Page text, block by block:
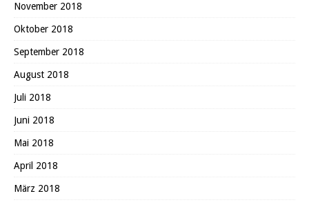
November 2018
Oktober 2018
September 2018
August 2018
Juli 2018
Juni 2018
Mai 2018
April 2018
März 2018